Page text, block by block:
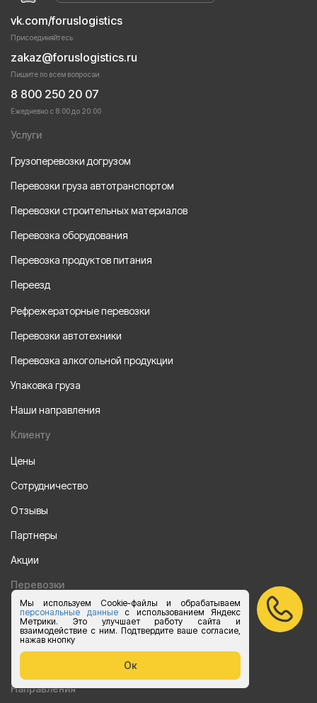
Мы используем Cookie-файлы и обрабатываем
персональные данныес использованием Яндекс
Метрики. Это улучшает работу сайта и
взаимодействие с ним. Подтвердите ваше согласие,
нажав кнопку
Ок
vk.com/foruslogistics
Присоединяйтесь
zakaz@foruslogistics.ru
Пишите по всем вопросаи
8 800 250 20 07
Ежедневно с 8:00 до 20:00
Услуги
Грузоперевозки догрузом
Перевозки груза автотранспортом
Перевозки строительных материалов
Перевозка оборудования
Перевозка продуктов питания
Переезд
Рефрежераторные перевозки
Перевозки автотехники
Перевозка алкогольной продукции
Упаковка груза
Наши направления
Клиенту
Цены
Сотрудничество
Отзывы
Партнеры
Акции
Перевозки
Перевозки фурами
Перевозки на Газели
Калькулятор перевозок на Газели
Направления